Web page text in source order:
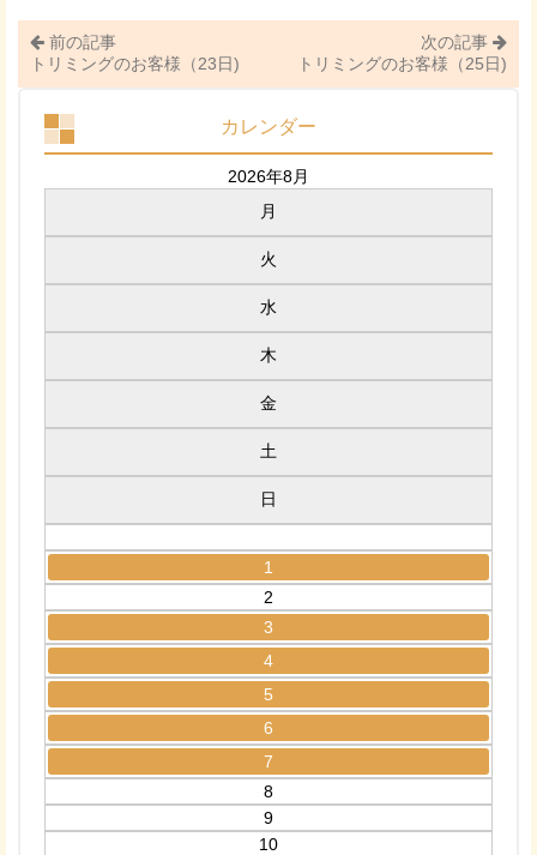
前の記事
トリミングのお客様（23日)
次の記事
トリミングのお客様（25日)
カレンダー
2026年8月
月
火
水
木
金
土
日
1
2
3
4
5
6
7
8
9
10